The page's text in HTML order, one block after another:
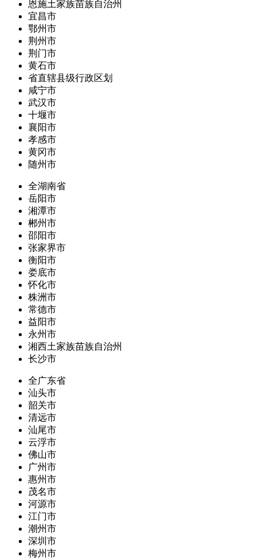
恩施土家族苗族自治州
宜昌市
鄂州市
荆州市
荆门市
黄石市
省直辖县级行政区划
咸宁市
武汉市
十堰市
襄阳市
孝感市
黄冈市
随州市
全湖南省
岳阳市
湘潭市
郴州市
邵阳市
张家界市
衡阳市
娄底市
怀化市
株洲市
常德市
益阳市
永州市
湘西土家族苗族自治州
长沙市
全广东省
汕头市
韶关市
清远市
汕尾市
云浮市
佛山市
广州市
惠州市
茂名市
河源市
江门市
潮州市
深圳市
梅州市